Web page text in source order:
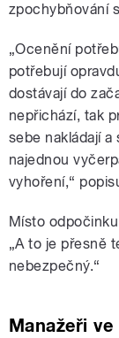
zpochybňování
„Ocenění
potřebují
dostávají do
nepřichází, tak
sebe nakládají
najednou
vyhoření,“
Místo
„A to je přesně
nebezpečný.“
Manažeři